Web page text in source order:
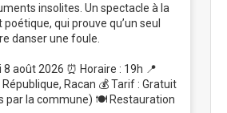
insolites. Un spectacle à la
qui prouve qu’un seul
danser une foule.
8 août 2026 ⏰ Horaire : 19h 📍
République, Racan 💰 Tarif : Gratuit
par la commune) 🍽️ Restauration